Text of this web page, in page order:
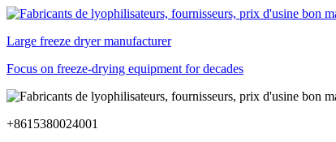
Large freeze dryer manufacturer
Focus on freeze-drying equipment for decades
+8615380024001